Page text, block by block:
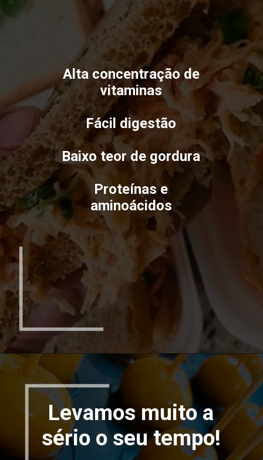
Alta concentração de
vitaminas
Fácil digestão
Baixo teor de gordura
Proteínas e
aminoácidos
Opening
Levamos muito a
sério o seu tempo!